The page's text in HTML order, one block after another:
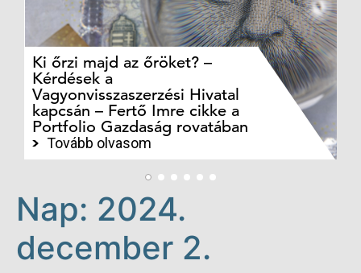
Ki őrzi majd az őröket? –
Kérdések a
Vagyonvisszaszerzési Hivatal
kapcsán – Fertő Imre cikke a
Portfolio Gazdaság rovatában
Tovább olvasom
Nap: 2024.
december 2.